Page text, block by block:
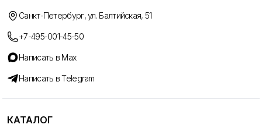
Санкт-Петербург, ул. Балтийская, 51
+7-495-001-45-50
Написать в Max
Написать в Telegram
КАТАЛОГ